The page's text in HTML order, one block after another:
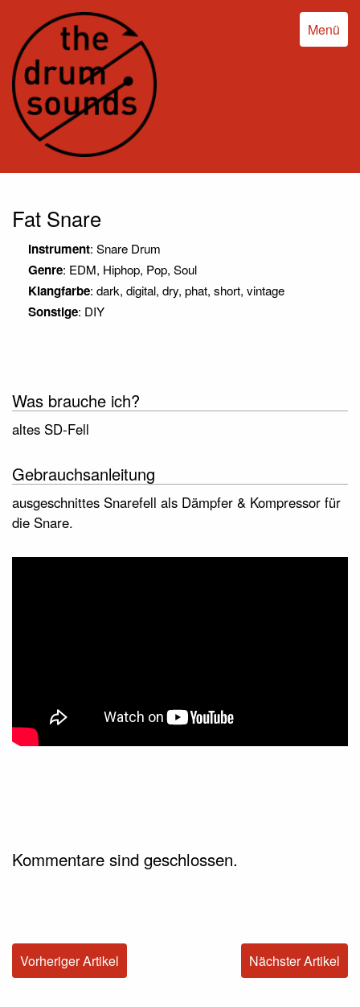
Menü
Fat Snare
Instrument: Snare Drum
Genre: EDM, Hiphop, Pop, Soul
Klangfarbe: dark, digital, dry, phat, short, vintage
Sonstige: DIY
Was brauche ich?
altes SD-Fell
Gebrauchsanleitung
ausgeschnittes Snarefell als Dämpfer & Kompressor für
die Snare.
Kommentare sind geschlossen.
Nächster Artikel
Vorheriger Artikel